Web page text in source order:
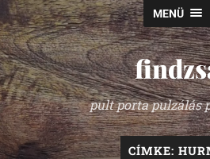
MENÜ
pult porta pulzálás
CÍMKE: